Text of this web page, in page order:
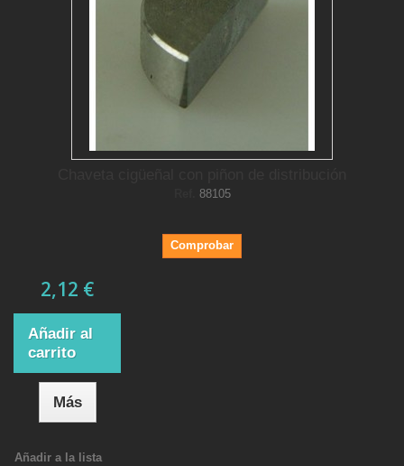
88105
Comprobar
2,12 €
Añadir al
carrito
Más
Añadir a la lista